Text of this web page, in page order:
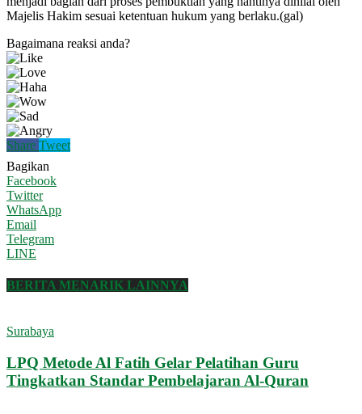
Majelis Hakim sesuai ketentuan hukum yang berlaku.(gal)
Bagaimana reaksi anda?
Share Tweet
Bagikan
Facebook
Twitter
WhatsApp
Email
Telegram
LINE
BERITA MENARIK LAINNYA
Surabaya
LPQ Metode Al Fatih Gelar Pelatihan Guru
Tingkatkan Standar Pembelajaran Al-Quran